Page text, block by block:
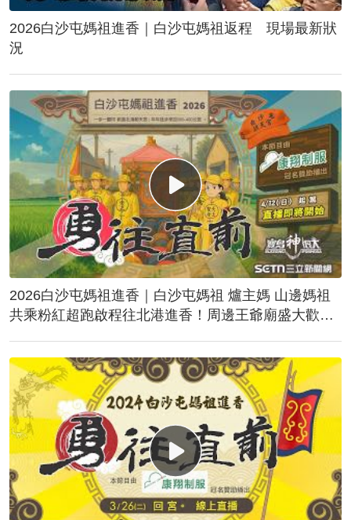
2026白沙屯媽祖進香｜白沙屯媽祖返程 現場最新狀
況
2026白沙屯媽祖進香｜白沙屯媽祖 爐主媽 山邊媽祖
共乘粉紅超跑啟程往北港進香！周邊王爺廟盛大歡